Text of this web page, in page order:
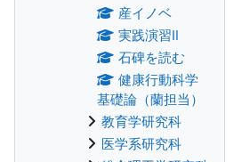
産イノベ
実践演習Ⅱ
石碑を読む
健康行動科学
基礎論（蘭担当）
教育学研究科
医学系研究科